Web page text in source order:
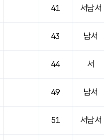
41 서남서
43 남서
44 서
49 남서
51 서남서